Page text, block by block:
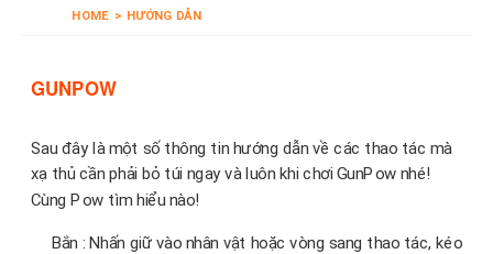
HOME > HƯỚNG DẪN
GUNPOW
Sau đây là một số thông tin hướng dẫn về các thao tác mà
xạ thủ cần phải bỏ túi ngay và luôn khi chơi GunPow nhé!
Cùng Pow tìm hiểu nào!
Bắn : Nhấn giữ vào nhân vật hoặc vòng sang thao tác, kéo